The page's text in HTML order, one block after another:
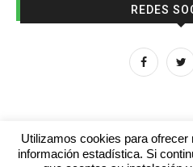
REDES
Utilizamos cookies para
información estadística. Si